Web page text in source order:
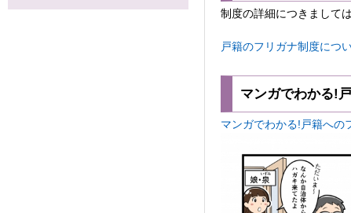
制度の詳細につきまして
戸籍のフリガナ制度につ
マンガでわかる!
マンガでわかる!戸籍への